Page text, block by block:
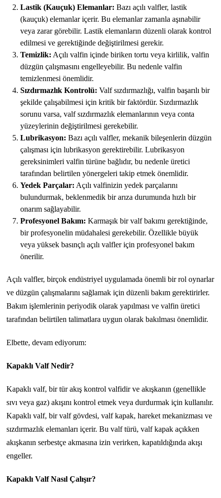
Lastik (Kauçuk) Elemanlar: Bazı açılı valfler, lastik
(kauçuk) elemanlar içerir. Bu elemanlar zamanla aşınabilir
veya zarar görebilir. Lastik elemanların düzenli olarak kontrol
edilmesi ve gerektiğinde değiştirilmesi gerekir.
Temizlik: Açılı valfin içinde biriken tortu veya kirlilik, valfin
düzgün çalışmasını engelleyebilir. Bu nedenle valfin
temizlenmesi önemlidir.
Sızdırmazlık Kontrolü: Valf sızdırmazlığı, valfin başarılı bir
şekilde çalışabilmesi için kritik bir faktördür. Sızdırmazlık
sorunu varsa, valf sızdırmazlık elemanlarının veya conta
yüzeylerinin değiştirilmesi gerekebilir.
Lubrikasyon: Bazı açılı valfler, mekanik bileşenlerin düzgün
çalışması için lubrikasyon gerektirebilir. Lubrikasyon
gereksinimleri valfin türüne bağlıdır, bu nedenle üretici
tarafından belirtilen yönergeleri takip etmek önemlidir.
Yedek Parçalar: Açılı valfinizin yedek parçalarını
bulundurmak, beklenmedik bir arıza durumunda hızlı bir
onarım sağlayabilir.
Profesyonel Bakım: Karmaşık bir valf bakımı gerektiğinde,
bir profesyonelin müdahalesi gerekebilir. Özellikle büyük
veya yüksek basınçlı açılı valfler için profesyonel bakım
önerilir.
Açılı valfler, birçok endüstriyel uygulamada önemli bir rol oynarlar
ve düzgün çalışmalarını sağlamak için düzenli bakım gerektirirler.
Bakım işlemlerinin periyodik olarak yapılması ve valfin üretici
tarafından belirtilen talimatlara uygun olarak bakılması önemlidir.
Elbette, devam ediyorum:
Kapaklı Valf Nedir?
Kapaklı valf, bir tür akış kontrol valfidir ve akışkanın (genellikle
sıvı veya gaz) akışını kontrol etmek veya durdurmak için kullanılır.
Kapaklı valf, bir valf gövdesi, valf kapak, hareket mekanizması ve
sızdırmazlık elemanları içerir. Bu valf türü, valf kapak açıkken
akışkanın serbestçe akmasına izin verirken, kapatıldığında akışı
engeller.
Kapaklı Valf Nasıl Çalışır?